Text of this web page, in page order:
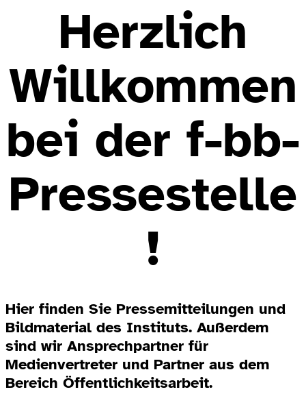
Herzlich
Willkommen
bei der f-bb-
Pressestelle
!
Hier finden Sie Pressemitteilungen und
Bildmaterial des Instituts. Außerdem
sind wir Ansprechpartner für
Medienvertreter und Partner aus dem
Bereich Öffentlichkeitsarbeit.